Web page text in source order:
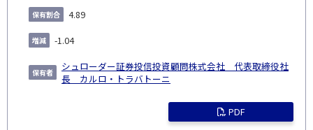
4.89
-1.04
シュローダー証券投信投資顧問株式会社 代表取締役社
長 カルロ・トラバトーニ
PDF